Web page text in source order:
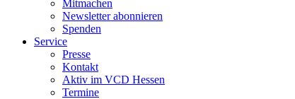
Mitmachen
Newsletter abonnieren
Spenden
Service
Presse
Kontakt
Aktiv im VCD Hessen
Termine